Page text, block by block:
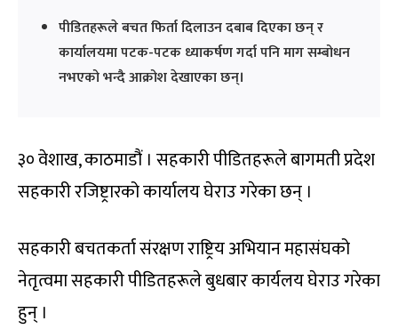
पीडितहरूले बचत फिर्ता दिलाउन दबाब दिएका छन् र
कार्यालयमा पटक-पटक ध्याकर्षण गर्दा पनि माग सम्बोधन
नभएको भन्दै आक्रोश देखाएका छन्।
३० वेशाख, काठमाडौं । सहकारी पीडितहरूले बागमती प्रदेश
सहकारी रजिष्ट्रारको कार्यालय घेराउ गरेका छन् ।
सहकारी बचतकर्ता संरक्षण राष्ट्रिय अभियान महासंघको
नेतृत्वमा सहकारी पीडितहरूले बुधबार कार्यलय घेराउ गरेका
हुन् ।